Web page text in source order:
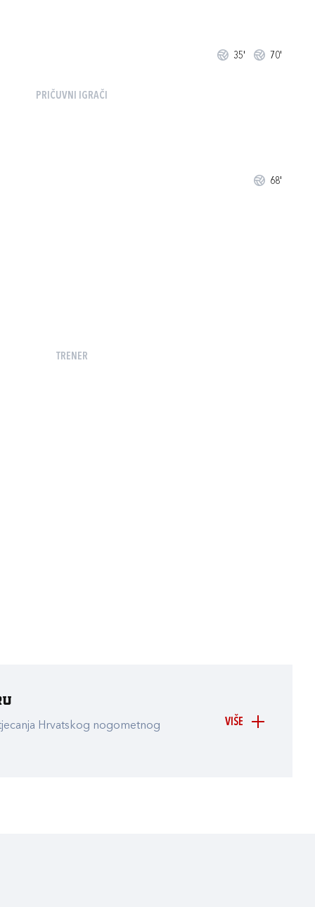
35' 70'
PRIČUVNI IGRAČI
68'
TRENER
VIŠE
Hrvatskog nogometnog